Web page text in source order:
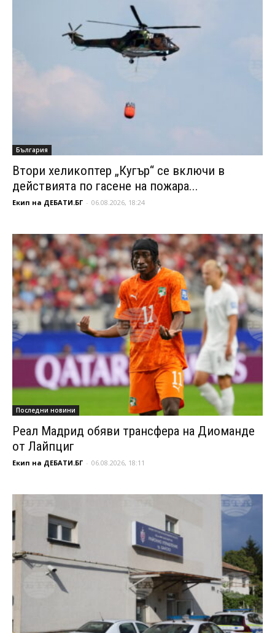
България
Втори хеликоптер „Кугър“ се включи в
действията по гасене на пожара...
Екип на ДЕБАТИ.БГ - 06.08.2026, 18:24
Последни новини
Реал Мадрид обяви трансфера на Диоманде
от Лайпциг
Екип на ДЕБАТИ.БГ - 06.08.2026, 18:11